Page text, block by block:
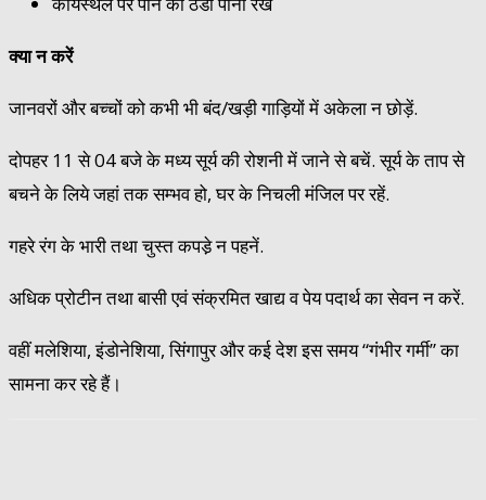
क्या न करें
जानवरों और बच्चों को कभी भी बंद/खड़ी गाड़ियों में अकेला न छोड़ें.
दोपहर 11 से 04 बजे के मध्य सूर्य की रोशनी में जाने से बचें. सूर्य के ताप से
बचने के लिये जहां तक सम्भव हो, घर के निचली मंजिल पर रहें.
गहरे रंग के भारी तथा चुस्त कपडे़ न पहनें.
अधिक प्रोटीन तथा बासी एवं संक्रमित खाद्य व पेय पदार्थ का सेवन न करें.
वहीं मलेशिया, इंडोनेशिया, सिंगापुर और कई देश इस समय “गंभीर गर्मी” का
सामना कर रहे हैं।